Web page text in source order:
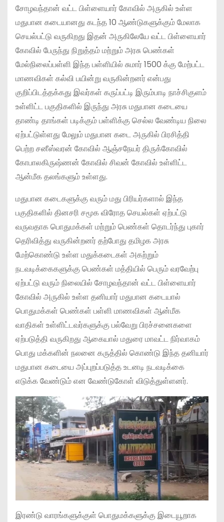
சோழவந்தான் வட்ட பிள்ளையார் கோவில் அருகில் உள்ள
மதுபான கடையானது கடந்த 10 ஆண்டுகளுக்கும் மேலாக
செயல்பட்டு வருகிறது இதன் அருகிலேயே ‌வட்ட பிள்ளையார்
கோவில் பேருந்து நிறுத்தம் மற்றும் அரசு பெண்கள்
மேல்நிலைப்பள்ளி இந்த பள்ளியில் சுமார் 1500 க்கு மேற்பட்ட
மாணவிகள் கல்வி பயின்று வருகின்றனர் என்பது
குறிப்பிடத்தக்கது இவர்கள் கருப்பட்டி இரும்பாடி நாச்சிகுளம்
உள்ளிட்ட பகுதிகளில் இருந்து அரசு மதுபான கடையை
தாண்டி தாங்கள் படிக்கும் பள்ளிக்கு செல்ல வேண்டிய நிலை
ஏற்பட்டுள்ளது மேலும் மதுபான கடை அருகில் பிரசித்தி
பெற்ற சனீஸ்வரன் கோவில் ஆஞ்சநேயர் திருக்கோவில்
கோபாலகிருஷ்ணன் கோவில் சிவன் கோவில் உள்ளிட்ட
ஆன்மீக தலங்களும் உள்ளது.
மதுபான கடைகளுக்கு வரும் மது பிரியர்களால் இந்த
பகுதிகளில் தினசரி சமூக விரோத செயல்கள் ஏற்பட்டு
வருவதாக பொதுமக்கள் மற்றும் பெண்கள் தொடர்ந்து புகார்
தெரிவித்து வருகின்றனர் தற்போது தமிழக அரசு
மேற்கொண்டு உள்ள மதுக்கடைகள் அகற்றும்
நடவடிக்கைகளுக்கு பெண்கள் மத்தியில் பெரும் வரவேற்பு
ஏற்பட்டு வரும் நிலையில் சோழவந்தான் வட்ட பிள்ளையார்
கோவில் அருகில் உள்ள தனியார் மதுபான கடையால்
பொதுமக்கள் பெண்கள் பள்ளி மாணவிகள் ஆன்மீக
வாதிகள் உள்ளிட்டவர்களுக்கு பல்வேறு பிரச்சனைகளை
ஏற்படுத்தி வருகிறது ஆகையால் மதுரை மாவட்ட நிர்வாகம்
பொது மக்களின் நலனை கருத்தில் கொண்டு இந்த தனியார்
மதுபான கடையை அப்புறப்படுத்த உடனடி நடவடிக்கை
எடுக்க வேண்டும் என வேண்டுகோள் விடுத்துள்ளனர்.
இரண்டு வாரங்களுக்குள் பொதுமக்களுக்கு இடையூறாக